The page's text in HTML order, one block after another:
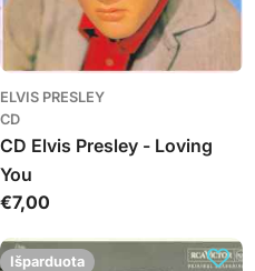
ELVIS PRESLEY
CD
CD Elvis Presley - Loving
You
Įprasta
€7,00
Išparduota